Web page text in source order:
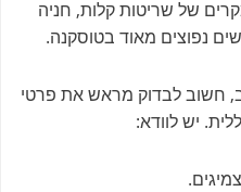
של שריטות קלות, חניה
נפוצים מאוד בטוסקנה.
חשוב לבדוק מראש את פרטי
יש לוודא: